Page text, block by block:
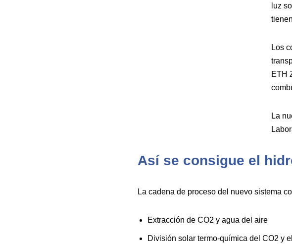
luz
Los
ETH
La
Así se consigue el
La cadena de proceso del nuevo sistema
Extracción de CO2 y agua del aire
División solar termo-química del CO2 y